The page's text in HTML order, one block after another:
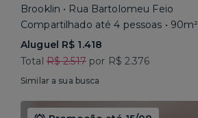
Brooklin • Rua Bartolomeu Feio
Compartilhado até 4 pessoas • 90m²
Aluguel R$ 1.418
Total R$ 2.517por R$ 2.376
Similar a sua busca